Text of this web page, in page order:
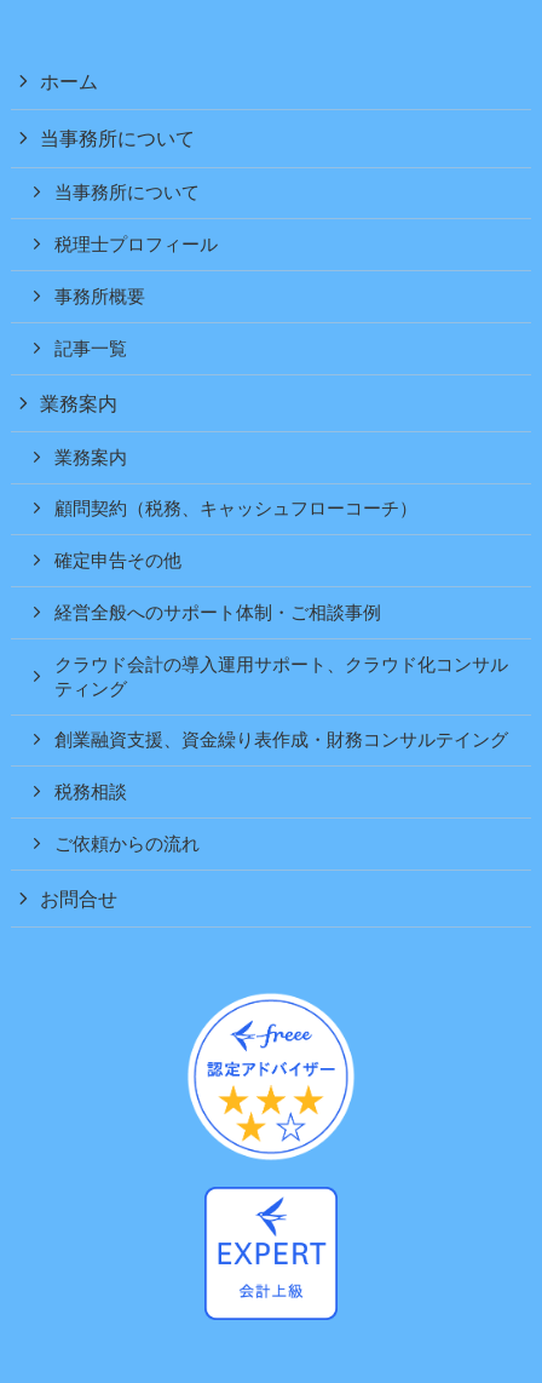
ホーム
当事務所について
当事務所について
税理士プロフィール
事務所概要
記事一覧
業務案内
業務案内
顧問契約（税務、キャッシュフローコーチ）
確定申告その他
経営全般へのサポート体制・ご相談事例
クラウド会計の導入運用サポート、クラウド化コンサル
ティング
創業融資支援、資金繰り表作成・財務コンサルテイング
税務相談
ご依頼からの流れ
お問合せ